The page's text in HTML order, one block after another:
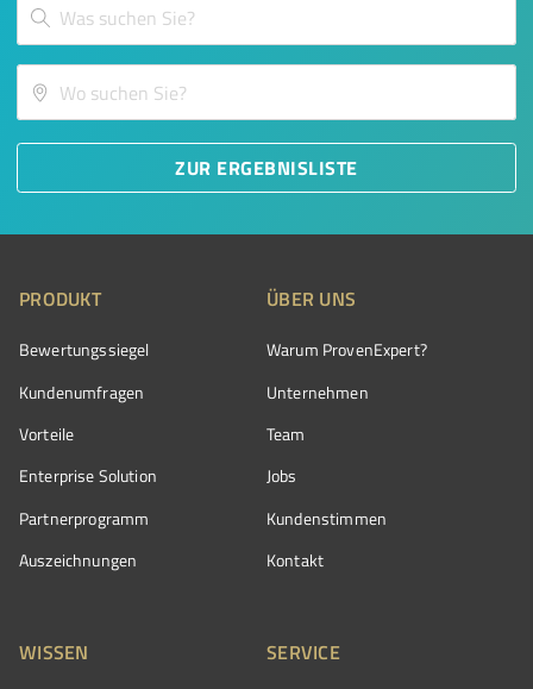
ZUR ERGEBNISLISTE
PRODUKT
Bewertungssiegel
Kundenumfragen
Vorteile
Enterprise Solution
Partnerprogramm
Auszeichnungen
ÜBER UNS
Warum ProvenExpert?
Unternehmen
Team
Jobs
Kundenstimmen
Kontakt
WISSEN SERVICE